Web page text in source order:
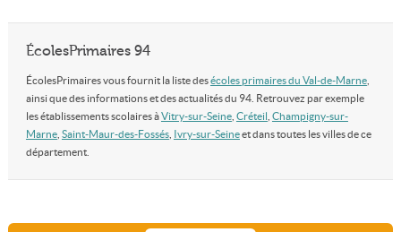
ÉcolesPrimaires 94
ÉcolesPrimaires vous fournit la liste desécoles primaires du Val-de-Marne,
ainsi que des informations et des actualités du 94. Retrouvez par exemple
les établissements scolaires àVitry-sur-Seine, Créteil Champigny-sur-
Marne, Saint-Maur-des-Fossés, Ivry-sur-Seineet dans toutes les villes de ce
département.